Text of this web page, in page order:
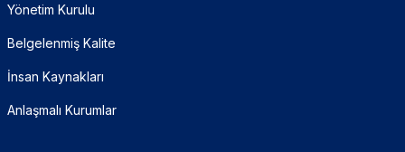
Yönetim Kurulu
Belgelenmiş Kalite
İnsan Kaynakları
Anlaşmalı Kurumlar